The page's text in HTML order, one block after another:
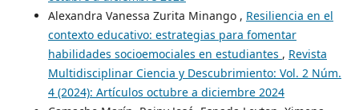
Alexandra Vanessa Zurita Minango , Resiliencia en el
contexto educativo: estrategias para fomentar
habilidades socioemociales en estudiantes , Revista
Multidisciplinar Ciencia y Descubrimiento: Vol. 2 Núm.
4 (2024): Artículos octubre a diciembre 2024